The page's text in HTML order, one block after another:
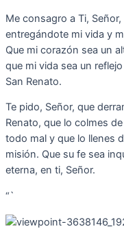
Me consagro a Ti,
entregándote mi vida y
Que mi corazón sea un
que mi vida sea un
San Renato.
Te pido, Señor, que
Renato, que lo colmes
todo mal y que lo llenes
misión. Que su fe sea
eterna, en ti, Señor.
“`